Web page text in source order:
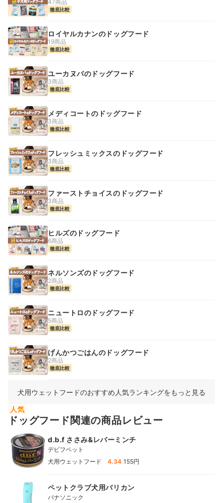
47商品
徹底比較
ロイヤルカナンのドッグフード
19商品
徹底比較
ユーカヌバのドッグフード
3商品
徹底比較
メディコートのドッグフード
3商品
徹底比較
フレッシュミックスのドッグフード
3商品
徹底比較
ファーストチョイスのドッグフード
3商品
徹底比較
ヒルズのドッグフード
6商品
徹底比較
ネルソンズのドッグフード
2商品
徹底比較
ニュートロのドッグフード
5商品
徹底比較
げんかつごはんのドッグフード
2商品
徹底比較
犬用ウェットフードのおすすめ人気ランキングをもっと見る
人気
ドッグフード関連の商品レビュー
d.b.f ささみ&レバーミンチ
デビフペット
犬用ウェットフード
4.34 155円
ペットクラブ犬用バリカン
パナソニック